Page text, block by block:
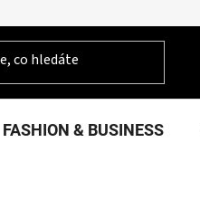
FASHION & BUSINESS